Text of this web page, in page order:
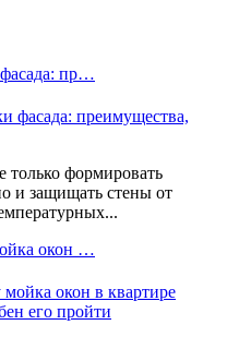
пр…
только формировать
и защищать стены от
окон …